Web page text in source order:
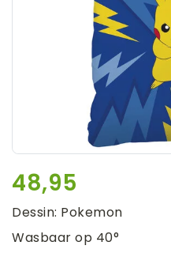
48,95
Dessin: Pokemon
Wasbaar op 40°